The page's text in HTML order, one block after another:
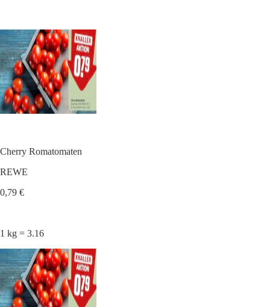
Cherry Romatomaten
REWE
0,79 €
1 kg = 3.16